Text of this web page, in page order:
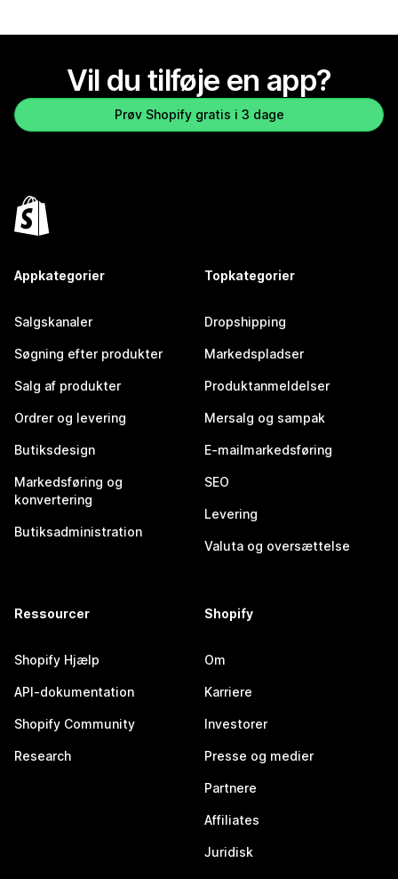
Vil du tilføje en app?
Prøv Shopify gratis i 3 dage
Appkategorier
Salgskanaler
Søgning efter produkter
Salg af produkter
Ordrer og levering
Butiksdesign
Markedsføring og
konvertering
Butiksadministration
Topkategorier
Dropshipping
Markedspladser
Produktanmeldelser
Mersalg og sampak
E-mailmarkedsføring
SEO
Levering
Valuta og oversættelse
Ressourcer
Shopify Hjælp
API-dokumentation
Shopify Community
Research
Shopify
Om
Karriere
Investorer
Presse og medier
Partnere
Affiliates
Juridisk